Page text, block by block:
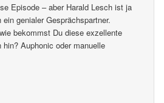
Episode – aber Harald Lesch ist ja
genialer Gesprächspartner.
bekommst Du diese exzellente
hin? Auphonic oder manuelle